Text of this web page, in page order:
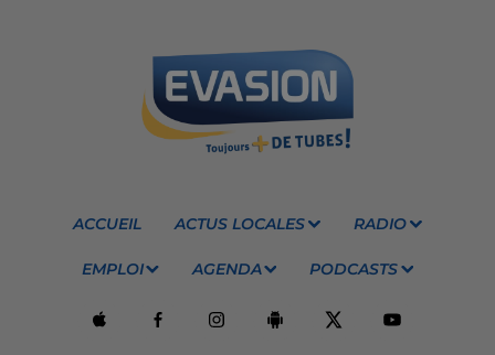
ACCUEIL ACTUS LOCALES RADIO
EMPLOI AGENDA PODCASTS